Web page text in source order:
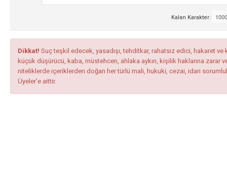
Kalan Karakter:
Dikkat! Suç teşkil edecek, yasadışı, tehditkar, rahatsız edici, hakaret ve
küçük düşürücü, kaba, müstehcen, ahlaka aykırı, kişilik haklarına zarar
niteliklerde içeriklerden doğan her türlü mali, hukuki, cezai, idari
Üyeler’e aittir.